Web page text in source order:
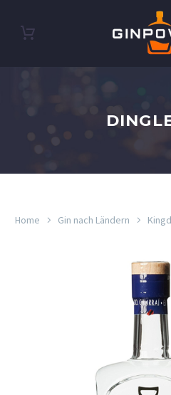
Home Gin nach Ländern